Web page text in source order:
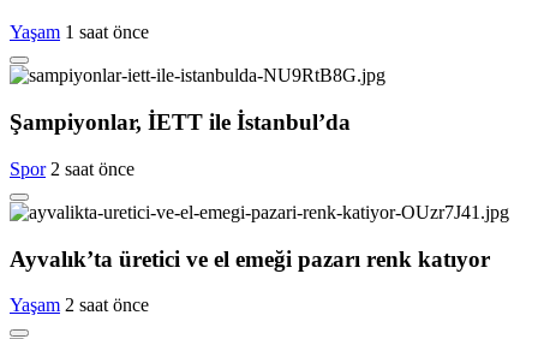
Yaşam 1 saat önce
Şampiyonlar, İETT ile İstanbul’da
Spor 2 saat önce
Ayvalık’ta üretici ve el emeği pazarı renk katıyor
Yaşam 2 saat önce